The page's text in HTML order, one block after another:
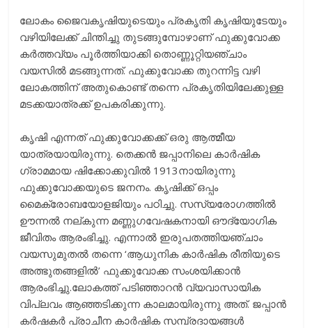
ലോകം ജൈവകൃഷിയുടെയും പ്രകൃതി കൃഷിയുടേയും
വഴിയിലേക്ക്‌ ചിന്തിച്ചു തുടങ്ങുമ്പോഴാണ്‌ ഫുക്കുവോക്ക
കര്‍ത്തവ്യം പൂര്‍ത്തിയാക്കി തൊണ്ണൂറ്റിയഞ്ചാം
വയസില്‍ മടങ്ങുന്നത്‌. ഫുക്കുവോക്ക തുറന്നിട്ട വഴി
ലോകത്തിന്‌ അതുകൊണ്ട്‌ തന്നെ പ്രകൃതിയിലേക്കുള്ള
മടക്കയാത്രക്ക്‌ ഉപകരിക്കുന്നു.
കൃഷി എന്നത്‌ ഫുക്കുവോക്കക്ക്‌ ഒരു ആത്മീയ
യാത്രയായിരുന്നു. തെക്കന്‍ ജപ്പാനിലെ കാര്‍ഷിക
ഗ്രാമമായ ഷിക്കോക്കുവില്‍ 1913നായിരുന്നു
ഫുക്കുവോക്കയുടെ ജനനം. കൃഷിക്ക്‌ ഒപ്പം
മൈക്രോബയോളജിയും പഠിച്ചു. സസ്യരോഗത്തില്‍
ഊന്നല്‍ നല്‌കുന്ന മണ്ണുഗവേഷകനായി ഔദ്യോഗിക
ജീവിതം ആരംഭിച്ചു. എന്നാല്‍ ഇരുപതത്തിയഞ്ചാം
വയസുമുതല്‍ തന്നെ ‘ആധുനിക കാര്‍ഷിക രീതിയുടെ
അത്ഭുതങ്ങളില്‍’ ഫുക്കുവോക്ക സംശയിക്കാന്‍
ആരംഭിച്ചു.ലോകത്ത്‌ പടിഞ്ഞാറന്‍ വ്യവാസായിക
വിപ്ലവം ആഞ്ഞടിക്കുന്ന കാലമായിരുന്നു അത്‌. ജപ്പാന്‍
കര്‍ഷകര്‍ പ്രാചീന കാര്‍ഷിക സമ്പ്രദായങ്ങള്‍